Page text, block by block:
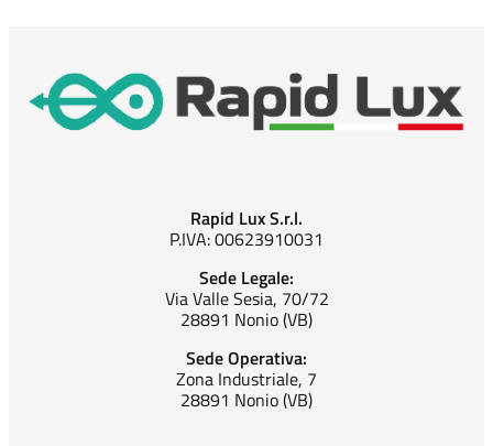
Rapid Lux S.r.l.
P.IVA: 00623910031
Sede Legale:
Via Valle Sesia, 70/72
28891 Nonio (VB)
Sede Operativa:
Zona Industriale, 7
28891 Nonio (VB)